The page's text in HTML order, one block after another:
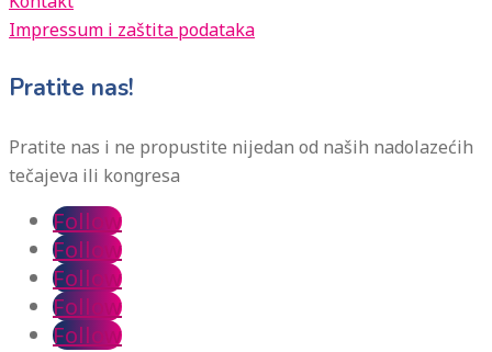
Impressum i zaštita podataka
Pratite nas!
Pratite nas i ne propustite nijedan od naših nadolazećih
tečajeva ili kongresa
Follow
Follow
Follow
Follow
Follow